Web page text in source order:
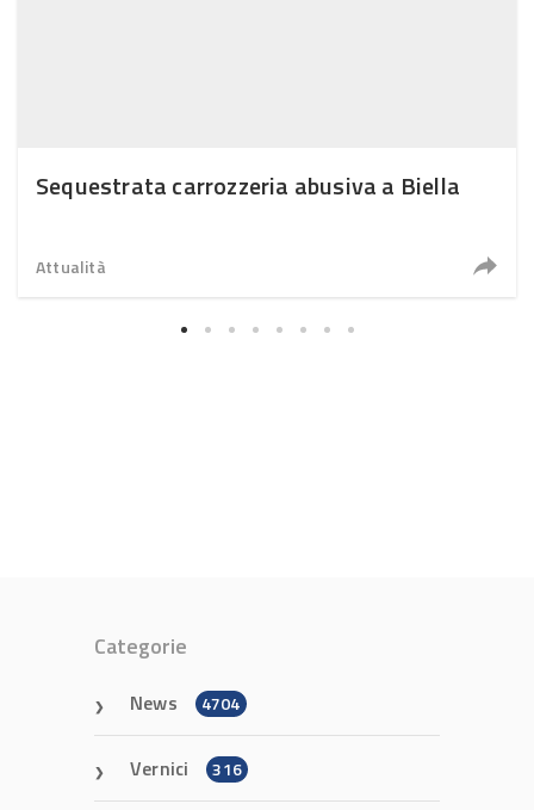
Sequestrata carrozzeria abusiva a Biella
Attualità
Categorie
News 4704
Vernici 316